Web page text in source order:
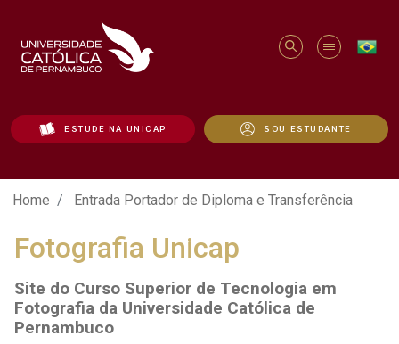
ESTUDE NA UNICAP SOU ESTUDANTE
Entrada Portador de Diploma e
Home Entrada Portador de Diploma e Transferência
Fotografia Unicap
Site do Curso Superior de Tecnologia em
Fotografia da Universidade Católica de
Pernambuco